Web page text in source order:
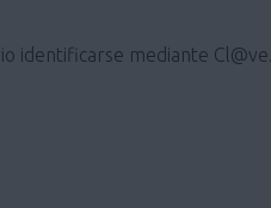
identificarse mediante